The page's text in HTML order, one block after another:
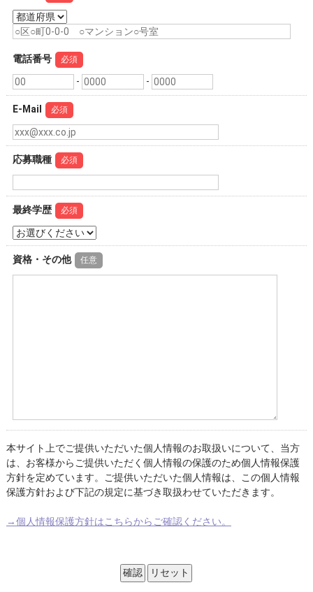
電話番号 必須
- -
E-Mail 必須
応募職種 必須
最終学歴 必須
資格・その他 任意
本サイト上でご提供いただいた個人情報のお取扱いについて、当方
は、お客様からご提供いただく個人情報の保護のため個人情報保護
方針を定めています。ご提供いただいた個人情報は、この個人情報
保護方針および下記の規定に基づき取扱わせていただきます。
→個人情報保護方針はこちらからご確認ください。